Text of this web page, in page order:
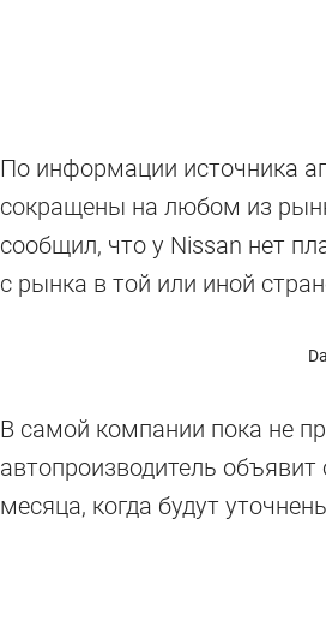
По информации источника
сокращены на любом из
сообщил, что у Nissan нет
с рынка в той или иной
В самой компании пока не
автопроизводитель
месяца, когда будут